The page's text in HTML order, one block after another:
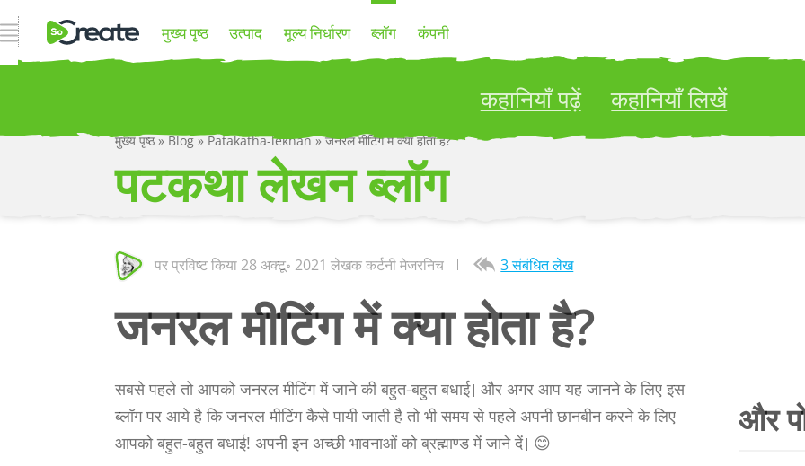
नेविगेशन खोलें मुख्य पृष्ठ उत्पाद मूल्य निर्धारण ब्लॉग कंपनी
कहानियाँ पढ़ें कहानियाँ लिखें
Publish your stories to a global audience.
मुख्य पृष्ठ»Blog»Patakatha-lekhan»जनरल मीटिंग में क्या होता है?
पटकथा लेखन ब्लॉग
पर प्रविष्ट किया 28 अक्टू॰ 2021 लेखक कर्टनी मेजरनिच 3 संबंधित लेख
जनरल मीटिंग में क्या होता है?
सबसे पहले तो आपको जनरल मीटिंग में जाने की बहुत-बहुत बधाई। और अगर आप यह जानने के लिए इस
ब्लॉग पर आये है कि जनरल मीटिंग कैसे पायी जाती है तो भी समय से पहले अपनी छानबीन करने के लिए
आपको बहुत-बहुत बधाई! अपनी इन अच्छी भावनाओं को ब्रह्माण्ड में जाने दें। 😊
और